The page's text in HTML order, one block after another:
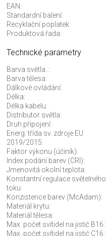
EAN:
Standardní balení:
Recyklační poplatek:
Produktová řada:
Technické parametry
Barva světla..:
Barva tělesa:
Dálkové ovládání:
Délka:
Délka kabelu:
Distributor světla:
Druh připojení:
Energ. třída sv. zdroje EU
2019/2015:
Faktor výkonu (účiník):
Index podání barev (CRI):
Jmenovitá okolní teplota:
Konstantní regulace světelného
toku:
Konzistence barev (McAdam):
Materiál krytu:
Materiál tělesa:
Max. počet svítidel na jistič B16:
Max. počet svítidel na jistič C16: